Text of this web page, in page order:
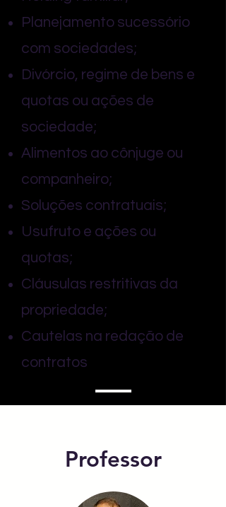
Planejamento sucessório
com sociedades;
Divórcio, regime de bens e
quotas ou ações de
sociedade;
Alimentos ao cônjuge ou
companheiro;
Soluções contratuais;
Usufruto e ações ou
quotas;
Cláusulas restritivas da
propriedade;
Cautelas na redação de
contratos
Professor